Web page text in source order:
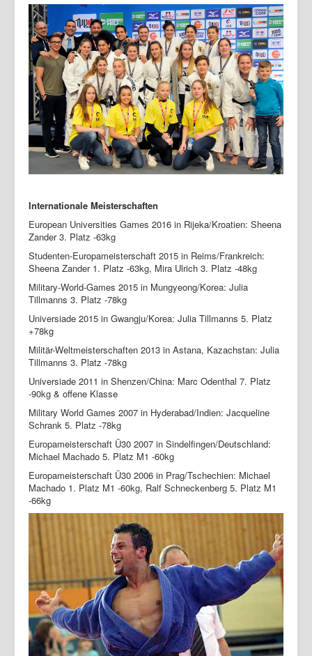
Internationale Meisterschaften
European Universities Games 2016 in Rijeka/Kroatien: Sheena
Zander 3. Platz -63kg
Studenten-Europameisterschaft 2015 in Reims/Frankreich:
Sheena Zander 1. Platz -63kg, Mira Ulrich 3. Platz -48kg
Military-World-Games 2015 in Mungyeong/Korea: Julia
Tillmanns 3. Platz -78kg
Universiade 2015 in Gwangju/Korea: Julia Tillmanns 5. Platz
+78kg
Militär-Weltmeisterschaften 2013 in Astana, Kazachstan: Julia
Tillmanns 3. Platz -78kg
Universiade 2011 in Shenzen/China: Marc Odenthal 7. Platz
-90kg & offene Klasse
Military World Games 2007 in Hyderabad/Indien: Jacqueline
Schrank 5. Platz -78kg
Europameisterschaft Ü30 2007 in Sindelfingen/Deutschland:
Michael Machado 5. Platz M1 -60kg
Europameisterschaft Ü30 2006 in Prag/Tschechien: Michael
Machado 1. Platz M1 -60kg, Ralf Schneckenberg 5. Platz M1
-66kg